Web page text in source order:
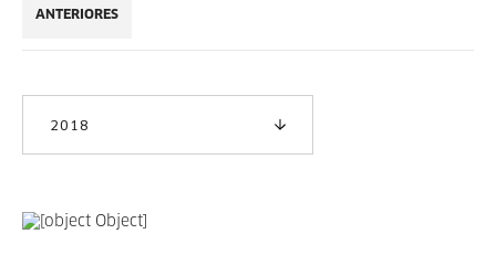
ANTERIORES
2018